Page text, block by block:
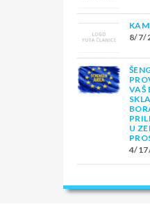
8/7/
VAŠ
U
4/